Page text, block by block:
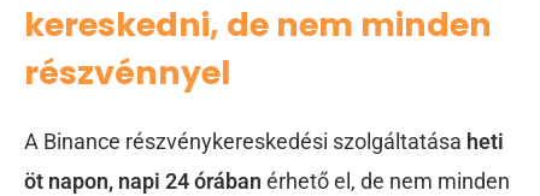
kereskedni, de nem minden
részvénnyel
A Binance részvénykereskedési szolgáltatása heti
öt napon, napi 24 órában érhető el, de nem minden